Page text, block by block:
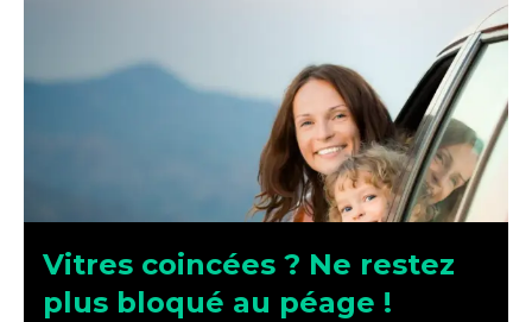
Vitres coincées ? Ne restez
plus bloqué au péage !